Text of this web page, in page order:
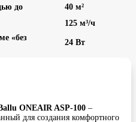
до
40 м²
125 м³/ч
«без
24 Вт
ONEAIR ASP-100 –
для создания комфортного